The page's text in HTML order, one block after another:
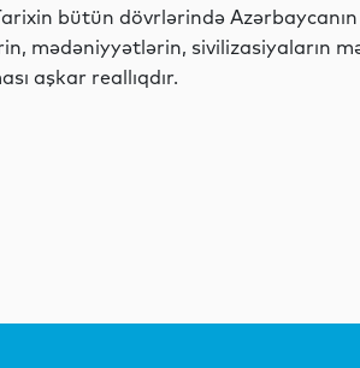
bütün dövrlərində
mədəniyyətlərin, sivilizasiyaların
aşkar reallıqdır.